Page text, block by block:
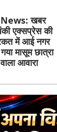
खबर
एक्सप्रेस की
में आई नगर
मासूम छात्रा
आवारा